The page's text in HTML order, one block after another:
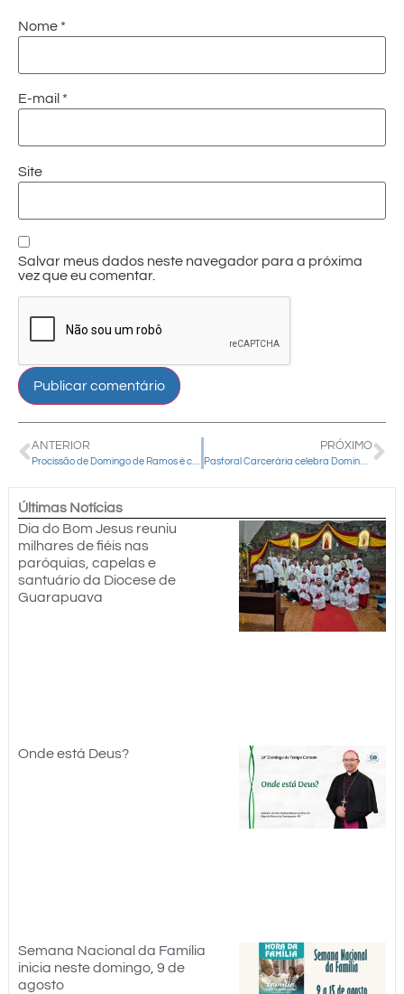
Nome *
E-mail *
Site
Salvar meus dados neste navegador para a próxima
vez que eu comentar.
ANTERIOR PRÓXIMO
Pastoral Carcerária celebra Domingo de Ramos na Penitenciária Estadual de Guarapuava
Últimas Notícias
Dia do Bom Jesus reuniu
milhares de fiéis nas
paróquias, capelas e
santuário da Diocese de
Guarapuava
Onde está Deus?
Semana Nacional da Família
inicia neste domingo, 9 de
agosto